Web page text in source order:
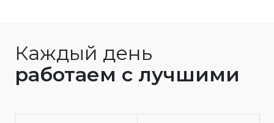
Каждый день
работаем с лучшими